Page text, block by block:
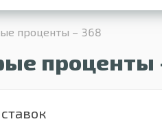
проценты – 368
проценты